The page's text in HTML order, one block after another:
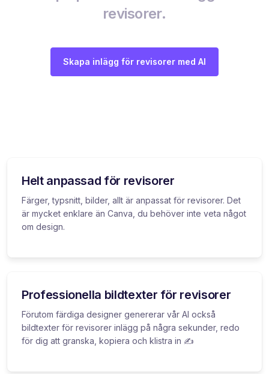
revisorer.
Skapa inlägg för revisorer med AI
Helt anpassad för revisorer
Färger, typsnitt, bilder, allt är anpassat för revisorer. Det
är mycket enklare än Canva, du behöver inte veta något
om design.
Professionella bildtexter för revisorer
Förutom färdiga designer genererar vår AI också
bildtexter för revisorer inlägg på några sekunder, redo
för dig att granska, kopiera och klistra in ✍️